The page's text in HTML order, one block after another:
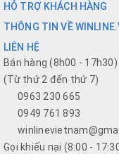
HỖ TRỢ KHÁCH HÀNG
THÔNG TIN VỀ
LIÊN HỆ
Bán hàng (8h00 - 17h30)
(Từ thứ 2 đến thứ 7)
0963 230 665
0949 761 893
Gọi khiếu nại (8:00 -